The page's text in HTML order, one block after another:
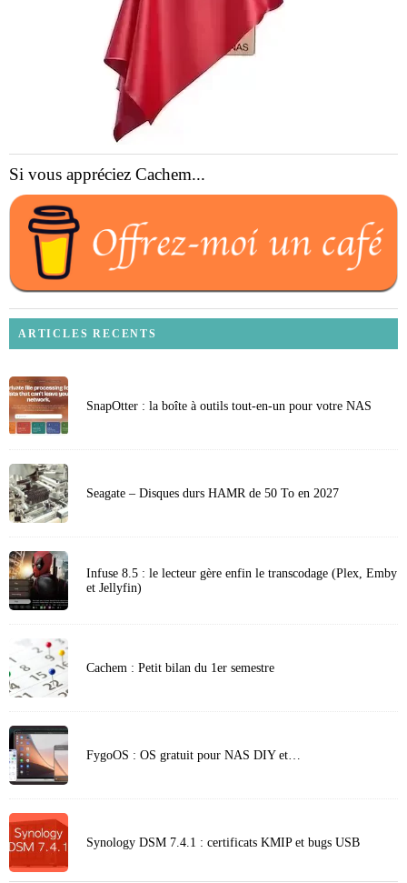
Si vous appréciez Cachem...
ARTICLES RECENTS
SnapOtter : la boîte à outils tout-en-un pour votre NAS
Seagate – Disques durs HAMR de 50 To en 2027
Infuse 8.5 : le lecteur gère enfin le transcodage (Plex, Emby
et Jellyfin)
Cachem : Petit bilan du 1er semestre
FygoOS : OS gratuit pour NAS DIY et…
Synology DSM 7.4.1 : certificats KMIP et bugs USB